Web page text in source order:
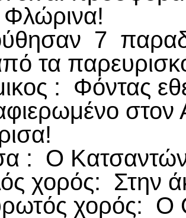
7
τα
: Φόντας
στον
: Ο
χορός: Στην
χορός: Ο